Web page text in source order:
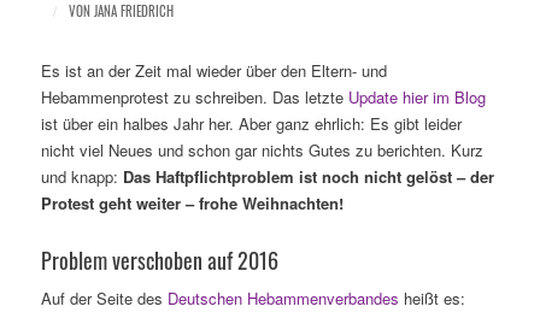
/
VON JANA FRIEDRICH
Es ist an der Zeit mal wieder über den Eltern- und
Hebammenprotest zu schreiben. Das letzte Update hier im Blog
ist über ein halbes Jahr her. Aber ganz ehrlich: Es gibt leider
nicht viel Neues und schon gar nichts Gutes zu berichten. Kurz
und knapp: Das Haftpflichtproblem ist noch nicht gelöst – der
Protest geht weiter – frohe Weihnachten!
Problem verschoben auf 2016
Auf der Seite des Deutschen Hebammenverbandes heißt es: